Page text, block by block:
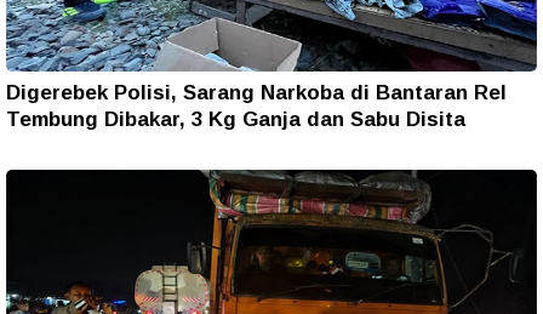
Digerebek Polisi, Sarang Narkoba di Bantaran Rel
Tembung Dibakar, 3 Kg Ganja dan Sabu Disita